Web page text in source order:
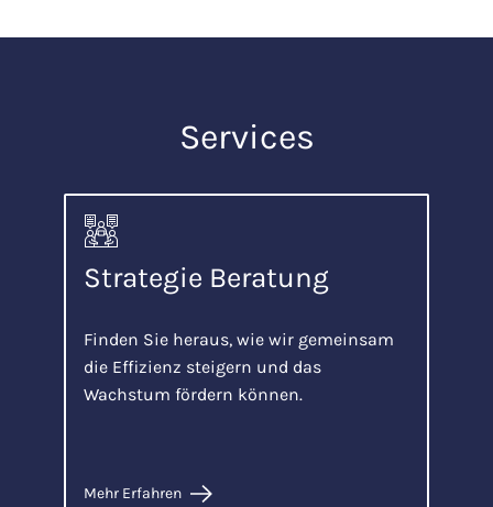
Services
Strategie Beratung
Finden Sie heraus, wie wir gemeinsam
die Effizienz steigern und das
Wachstum fördern können.
Mehr Erfahren